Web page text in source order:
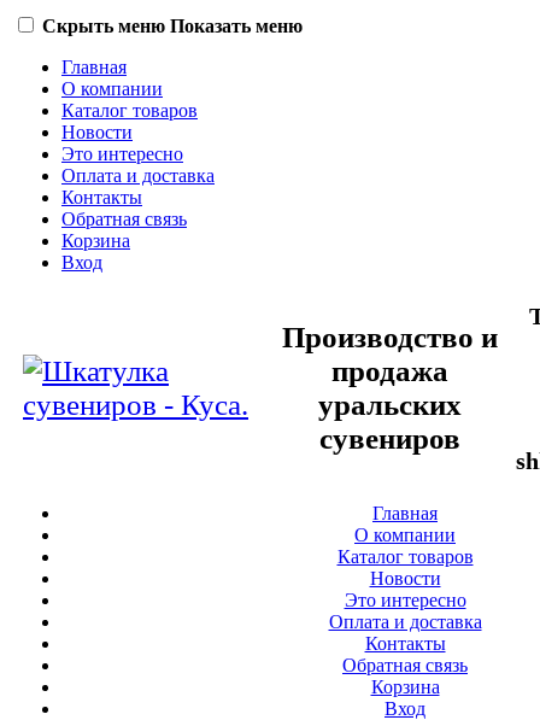
Скрыть меню Показать меню
Главная
О компании
Каталог товаров
Новости
Это интересно
Оплата и доставка
Контакты
Обратная связь
Корзина
Вход
Производство и
продажа
уральских
сувениров
Главная
О компании
Каталог товаров
Новости
Это интересно
Оплата и доставка
Контакты
Обратная связь
Корзина
Вход